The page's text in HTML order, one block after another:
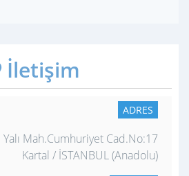
İletişim
ADRES
Yalı Mah.Cumhuriyet Cad.No:17
Kartal / İSTANBUL (Anadolu)